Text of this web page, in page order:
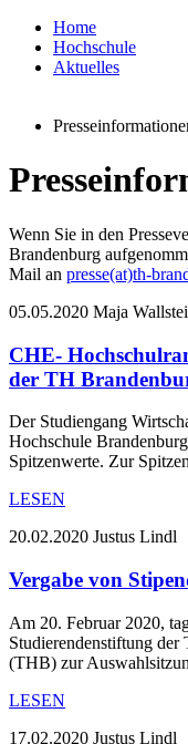
Home
Hochschule
Aktuelles
Wenn Sie in den
Brandenburg
Mail an presse(at)th-
05.05.2020 Maja
CHE-
der TH
Der Studiengang
Hochschule
Spitzenwerte. Zur
LESEN
20.02.2020 Justus Lindl
Vergabe von
Am 20. Februar 2020,
Studierendenstiftung der
(THB) zur
LESEN
17.02.2020 Justus Lindl